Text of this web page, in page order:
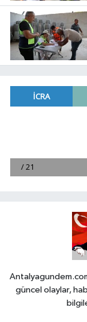
güncel olaylar,